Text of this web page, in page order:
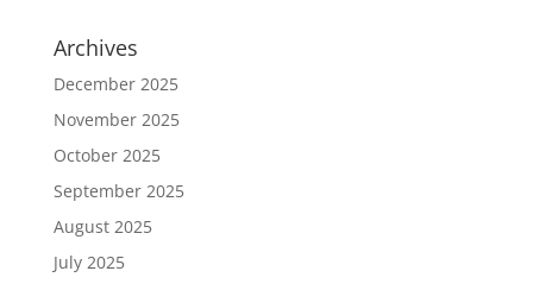
Archives
December 2025
November 2025
October 2025
September 2025
August 2025
July 2025